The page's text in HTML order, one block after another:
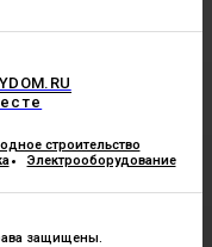
строительство
Электрооборудование
защищены.